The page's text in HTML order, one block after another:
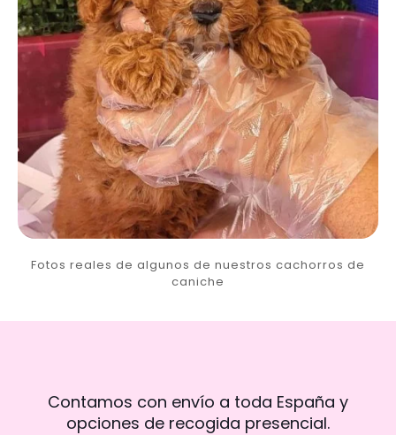
Fotos reales de algunos de nuestros cachorros de
caniche
Contamos con envío a toda España y
opciones de recogida presencial.